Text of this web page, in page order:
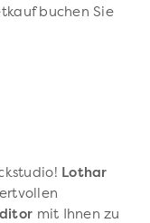
buchen Sie
Lothar
mit Ihnen zu